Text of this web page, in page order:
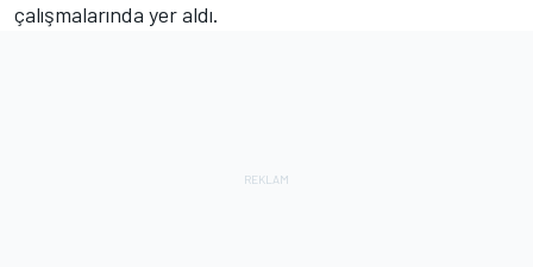
çalışmalarında yer aldı.